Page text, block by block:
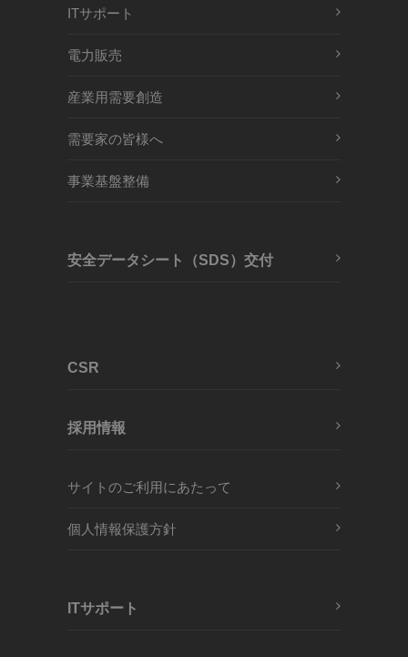
ITサポート
電力販売
産業用需要創造
需要家の皆様へ
事業基盤整備
安全データシート（SDS）交付
CSR
採用情報
サイトのご利用にあたって
個人情報保護方針
ITサポート